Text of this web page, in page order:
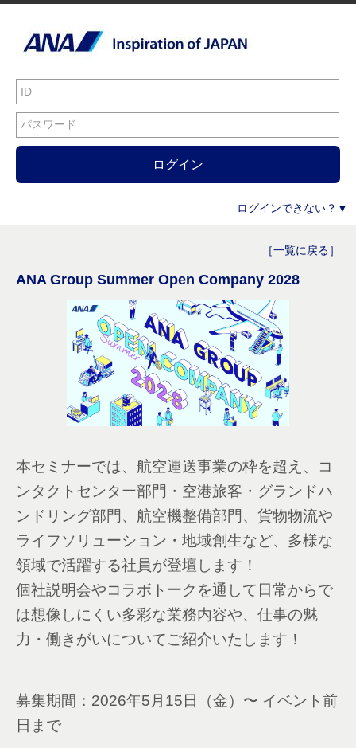
ログイン
ログインできない？▼
［一覧に戻る］
ANA Group Summer Open Company 2028
本セミナーでは、航空運送事業の枠を超え、コ
ンタクトセンター部門・空港旅客・グランドハ
ンドリング部門、航空機整備部門、貨物物流や
ライフソリューション・地域創生など、多様な
領域で活躍する社員が登壇します！
個社説明会やコラボトークを通して日常からで
は想像しにくい多彩な業務内容や、仕事の魅
力・働きがいについてご紹介いたします！
募集期間：2026年5月15日（金）〜 イベント前
日まで